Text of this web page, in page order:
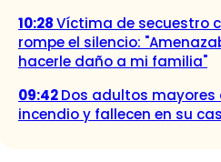
10:28Víctima de secuestro
rompe el silencio:
hacerle daño a mi familia"
09:42Dos adultos
incendio y fallecen en su